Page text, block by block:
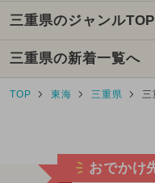
三重県のジャンル
三重県の新着一覧へ
TOP 東海 三重県 三
おでかけ